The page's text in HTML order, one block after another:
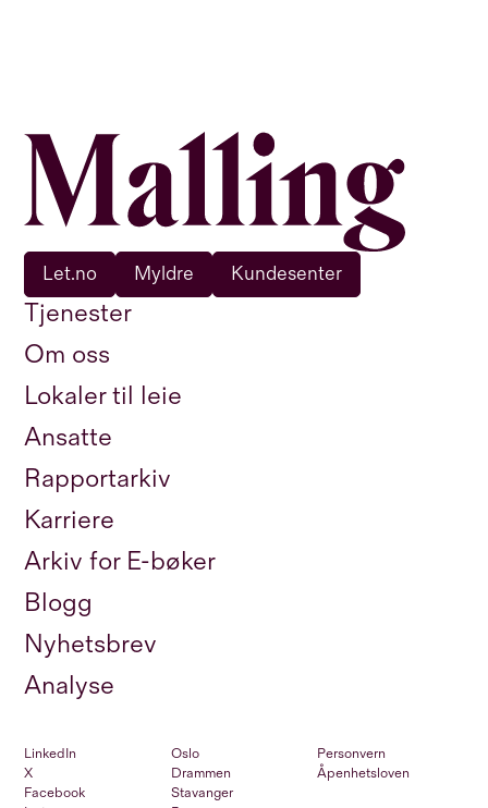
Tjenester
Om oss
Lokaler til leie
Ansatte
Rapportarkiv
Karriere
Arkiv for E-bøker
Blogg
Nyhetsbrev
Analyse
LinkedIn
X
Facebook
Oslo
Drammen
Stavanger
Personvern
Åpenhetsloven
Let.no Myldre Kundesenter